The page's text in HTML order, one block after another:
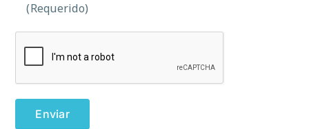
(Requerido)